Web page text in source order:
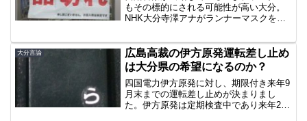
もその標的にされる可能性が高い大分。
NHK大分寺澤アナがランナーマスクを紹
ょう。
大分言論
広島高裁の伊方原発運転差し止め
は大分県の希望になるのか？
四国電力伊方原発に対し、期限付き来年9
月末までの運転差し止めが決まりまし
た。伊方原発は定期検査中であり来年2月